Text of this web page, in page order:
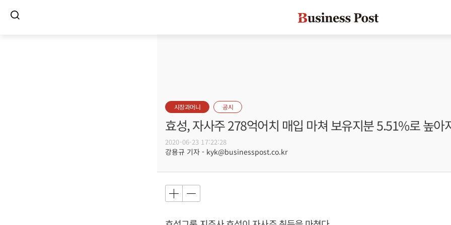
시장과머니 공시
효성, 자사주 278억어치 매입 마쳐 보유지분 5.51%로 높아
2020-06-23 17:22:28
강용규 기자 - kyk@businesspost.co.kr